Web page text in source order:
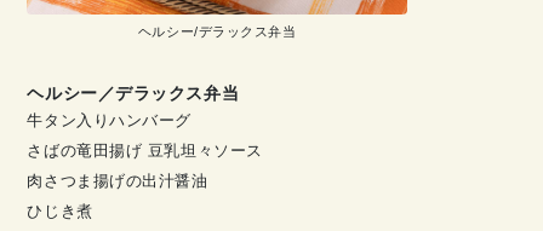
ヘルシー/デラックス弁当
ヘルシー／デラックス弁当
牛タン入りハンバーグ
さばの竜田揚げ 豆乳坦々ソース
肉さつま揚げの出汁醤油
ひじき煮